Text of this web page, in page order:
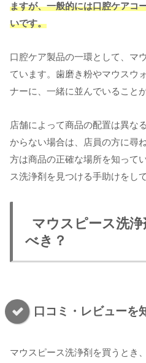
ますが、一般的には口腔ケアコ
いです。
口腔ケア製品の一環として、マ
ています。歯磨き粉やマウスウ
ナーに、一緒に並んでいること
店舗によって商品の配置は異な
からない場合は、店員の方に尋
方は商品の正確な場所を知って
ス洗浄剤を見つける手助けをし
マウスピース洗
べき？
口コミ・レビューを
マウスピース洗浄剤を買うとき